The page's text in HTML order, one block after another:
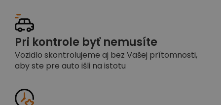
Pri kontrole byť nemusíte
Vozidlo skontrolujeme aj bez Vašej prítomnosti,
aby ste pre auto išli na istotu